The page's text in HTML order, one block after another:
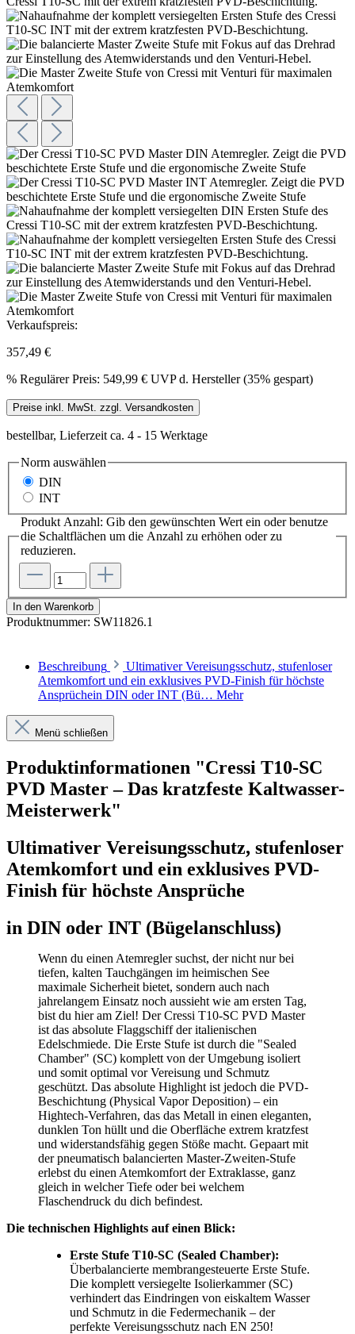
Verkaufspreis:
357,49 €
% Regulärer Preis: 549,99 € UVP d. Hersteller (35% gespart)
Preise inkl. MwSt. zzgl. Versandkosten
bestellbar, Lieferzeit ca. 4 - 15 Werktage
Norm auswählen
DIN
INT
Produkt Anzahl: Gib den gewünschten Wert ein oder benutze
die Schaltflächen um die Anzahl zu erhöhen oder zu
reduzieren.
In den Warenkorb
Produktnummer: SW11826.1
Beschreibung
Ultimativer Vereisungsschutz, stufenloser
Atemkomfort und ein exklusives PVD-Finish für höchste
Ansprüchein DIN oder INT (Bü… Mehr
Menü schließen
Produktinformationen "Cressi T10-SC
PVD Master – Das kratzfeste Kaltwasser-
Meisterwerk"
Ultimativer Vereisungsschutz, stufenloser
Atemkomfort und ein exklusives PVD-
Finish für höchste Ansprüche
in DIN oder INT (Bügelanschluss)
Wenn du einen Atemregler suchst, der nicht nur bei
tiefen, kalten Tauchgängen im heimischen See
maximale Sicherheit bietet, sondern auch nach
jahrelangem Einsatz noch aussieht wie am ersten Tag,
bist du hier am Ziel! Der Cressi T10-SC PVD Master
ist das absolute Flaggschiff der italienischen
Edelschmiede. Die Erste Stufe ist durch die "Sealed
Chamber" (SC) komplett von der Umgebung isoliert
und somit optimal vor Vereisung und Schmutz
geschützt. Das absolute Highlight ist jedoch die PVD-
Beschichtung (Physical Vapor Deposition) – ein
Hightech-Verfahren, das das Metall in einen eleganten,
dunklen Ton hüllt und die Oberfläche extrem kratzfest
und widerstandsfähig gegen Stöße macht. Gepaart mit
der pneumatisch balancierten Master-Zweiten-Stufe
erlebst du einen Atemkomfort der Extraklasse, ganz
gleich in welcher Tiefe oder bei welchem
Flaschendruck du dich befindest.
Die technischen Highlights auf einen Blick:
Erste Stufe T10-SC (Sealed Chamber):
Überbalancierte membrangesteuerte Erste Stufe.
Die komplett versiegelte Isolierkammer (SC)
verhindert das Eindringen von eiskaltem Wasser
und Schmutz in die Federmechanik – der
perfekte Vereisungsschutz nach EN 250!